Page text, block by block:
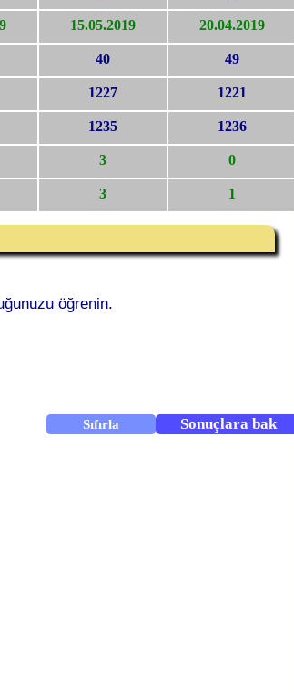
15.05.2019 20.04.2019
40 49
1227 1221
1235 1236
3 0
3 1
öğrenin.